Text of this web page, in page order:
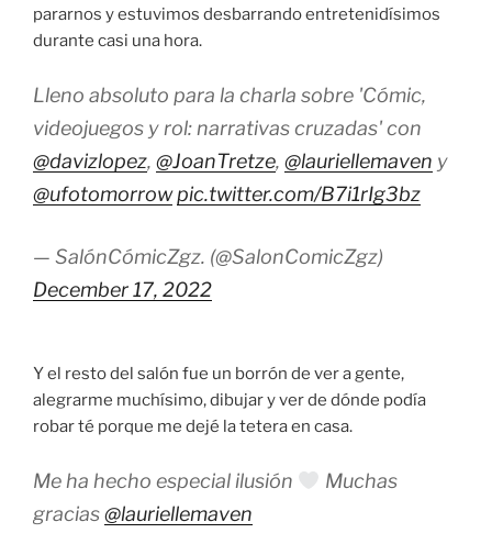
pararnos y estuvimos desbarrando entretenidísimos
durante casi una hora.
Lleno absoluto para la charla sobre 'Cómic,
videojuegos y rol: narrativas cruzadas' con
@davizlopez, @JoanTretze, @lauriellemaven y
@ufotomorrow pic.twitter.com/B7i1rIg3bz
— SalónCómicZgz. (@SalonComicZgz)
December 17, 2022
Y el resto del salón fue un borrón de ver a gente,
alegrarme muchísimo, dibujar y ver de dónde podía
robar té porque me dejé la tetera en casa.
Me ha hecho especial ilusión
Muchas
gracias@lauriellemaven